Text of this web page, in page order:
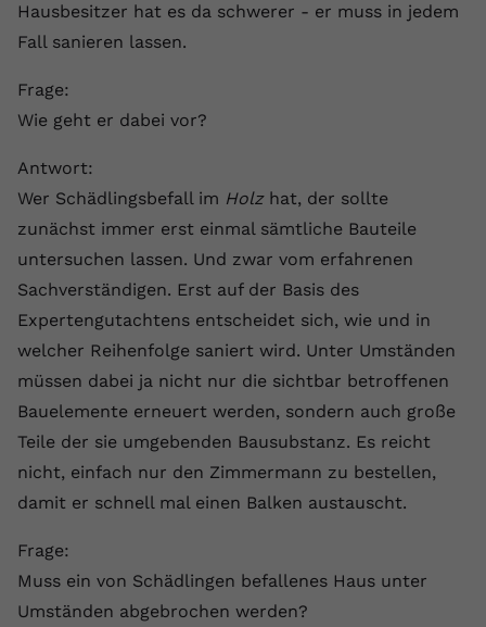
Hausbesitzer hat es da schwerer - er muss in jedem
Fall sanieren lassen.
Frage:
Wie geht er dabei vor?
Antwort:
Wer Schädlingsbefall im Holzhat, der sollte
zunächst immer erst einmal sämtliche Bauteile
untersuchen lassen. Und zwar vom erfahrenen
Sachverständigen. Erst auf der Basis des
Expertengutachtens entscheidet sich, wie und in
welcher Reihenfolge saniert wird. Unter Umständen
müssen dabei ja nicht nur die sichtbar betroffenen
Bauelemente erneuert werden, sondern auch große
Teile der sie umgebenden Bausubstanz. Es reicht
nicht, einfach nur den Zimmermann zu bestellen,
damit er schnell mal einen Balken austauscht.
Frage:
Muss ein von Schädlingen befallenes Haus unter
Umständen abgebrochen werden?